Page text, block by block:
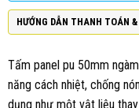
HƯỚNG DẪN THANH TOÁN
Tấm panel pu 50mm
năng cách nhiệt, chống
dụng như một vật liệu